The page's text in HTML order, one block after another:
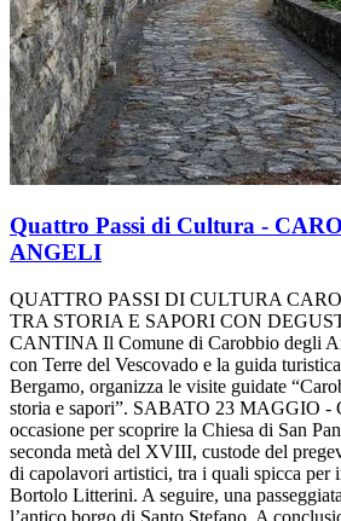
Quattro Passi di Cultura -
ANGELI
QUATTRO PASSI DI CULTURA
TRA STORIA E SAPORI CON
CANTINA Il Comune di Carobbio degli
con Terre del Vescovado e la guida
Bergamo, organizza le visite guidate
storia e sapori”. SABATO 23 MAGGIO -
occasione per scoprire la Chiesa di San
seconda metà del XVIII, custode del
di capolavori artistici, tra i quali spicca per
Bortolo Litterini. A seguire, una
l’antico borgo di Santo Stefano. A